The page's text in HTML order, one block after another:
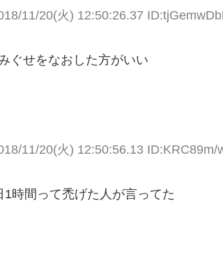
11/20(火) 12:50:26.37
ぐせをなおした方がいい
11/20(火) 12:50:56.13 ID:KRC89m/
1時間って禿げた人が言ってた